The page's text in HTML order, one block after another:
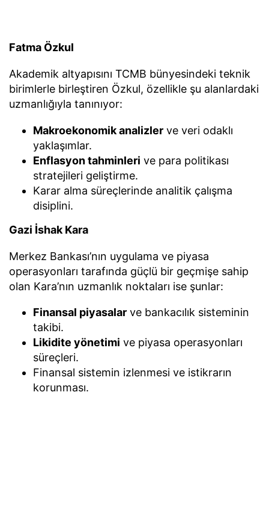
Fatma Özkul
Akademik altyapısını TCMB bünyesindeki teknik
birimlerle birleştiren Özkul, özellikle şu alanlardaki
uzmanlığıyla tanınıyor:
Makroekonomik analizler ve veri odaklı
yaklaşımlar.
Enflasyon tahminleri ve para politikası
stratejileri geliştirme.
Karar alma süreçlerinde analitik çalışma
disiplini.
Gazi İshak Kara
Merkez Bankası’nın uygulama ve piyasa
operasyonları tarafında güçlü bir geçmişe sahip
olan Kara’nın uzmanlık noktaları ise şunlar:
Finansal piyasalar ve bankacılık sisteminin
takibi.
Likidite yönetimi ve piyasa operasyonları
süreçleri.
Finansal sistemin izlenmesi ve istikrarın
korunması.